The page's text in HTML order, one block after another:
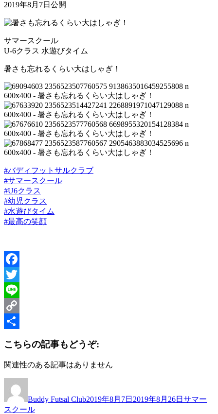
2019年8月7日公開
サマースクール
U-6クラス 水遊びタイム
暑さも忘れるくらい大はしゃぎ！
#バディフットサルクラブ
#サマースクール
#U6クラス
#幼児クラス
#水遊びタイム
#最高の笑顔
Facebook
Twitter
Line
Copy
こちらの記事もどうぞ:
関連性のある記事はありません
者
Buddy Futsal Club日:
2019年8月7日 2019年8月26日ゴ
サマー
スクール